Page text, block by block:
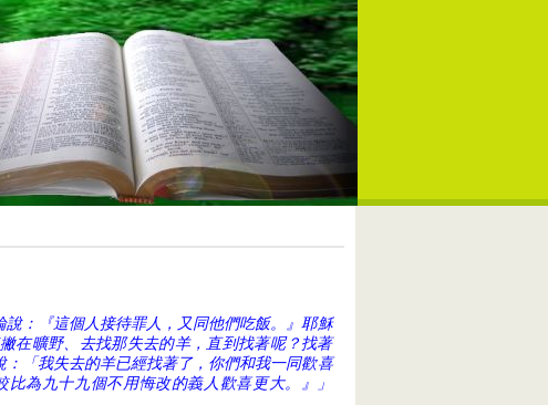
：『這個人接待罪人，又同他們吃飯。』耶穌
在曠野、去找那失去的羊，直到找著呢？找著
「我失去的羊已經找著了，你們和我一同歡喜
為九十九個不用悔改的義人歡喜更大。』」